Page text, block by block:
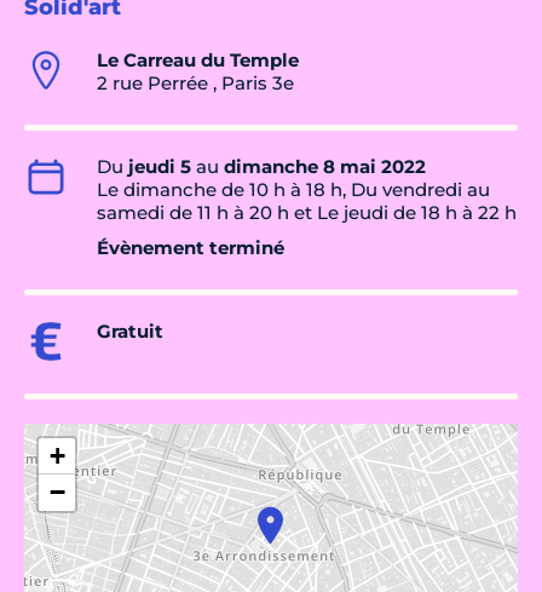
Solid'art
Le Carreau du Temple
2 rue Perrée , Paris 3e
Du jeudi 5 au dimanche 8 mai 2022
Le dimanche de 10 h à 18 h, Du vendredi au
samedi de 11 h à 20 h et Le jeudi de 18 h à 22 h
Évènement terminé
Gratuit
+
−